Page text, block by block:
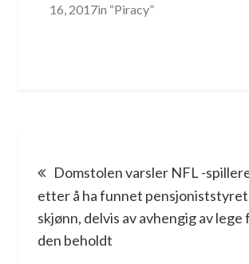
16, 2017in “Piracy”
navigation
Domstolen varsler NFL -
etter å ha funnet
skjønn, delvis av avhengig av lege
den beholdt